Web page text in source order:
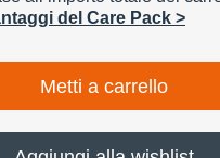
del Care Pack >
Metti a carrello